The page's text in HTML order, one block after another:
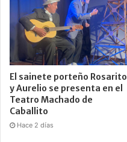
El sainete porteño Rosarito
y Aurelio se presenta en el
Teatro Machado de
Caballito
Hace 2 días